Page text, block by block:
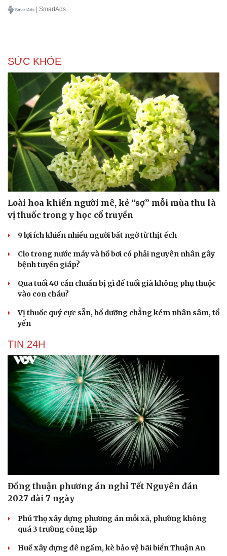
Văn hóa
Sân khấu - Điện ảnh
Văn học
Âm nhạc
Di sản
Giải trí
Nghệ sĩ
Thời trang
Sao Việt
| SmartAds
SỨC KHỎE
Loài hoa khiến người mê, kẻ “sợ” mỗi mùa thu là
vị thuốc trong y học cổ truyền
9 lợi ích khiến nhiều người bất ngờ từ thịt ếch
Clo trong nước máy và hồ bơi có phải nguyên nhân gây
bệnh tuyến giáp?
Qua tuổi 40 cần chuẩn bị gì để tuổi già không phụ thuộc
vào con cháu?
Vị thuốc quý cực sẵn, bổ dưỡng chẳng kém nhân sâm, tổ
yến
TIN 24H
Đồng thuận phương án nghỉ Tết Nguyên đán
2027 dài 7 ngày
Phú Thọ xây dựng phương án mỗi xã, phường không
quá 3 trường công lập
Huế xây dựng đê ngầm, kè bảo vệ bãi biển Thuận An